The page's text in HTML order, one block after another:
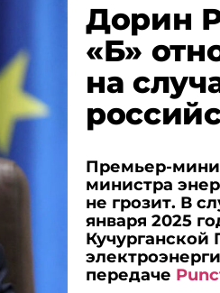
Дорин
«Б»
на
Премьер-
министра
не грозит. В
января 2025
Кучурганской
передаче